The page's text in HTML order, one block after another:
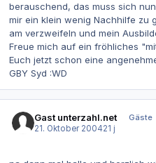
berauschend, das muss sich
mir ein klein wenig Nachhilfe zu
am verzweifeln und mein
Freue mich auf ein fröhliches
Euch jetzt schon eine
GBY Syd :WD
Gast unterzahl.net
Gäste
21. Oktober 200421 j